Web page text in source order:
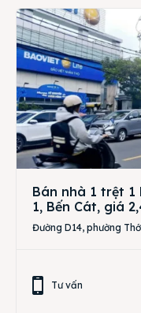
Bán nhà 1 trệt 1
1, Bến Cát, giá
Đường D14, phường
Tư vấn